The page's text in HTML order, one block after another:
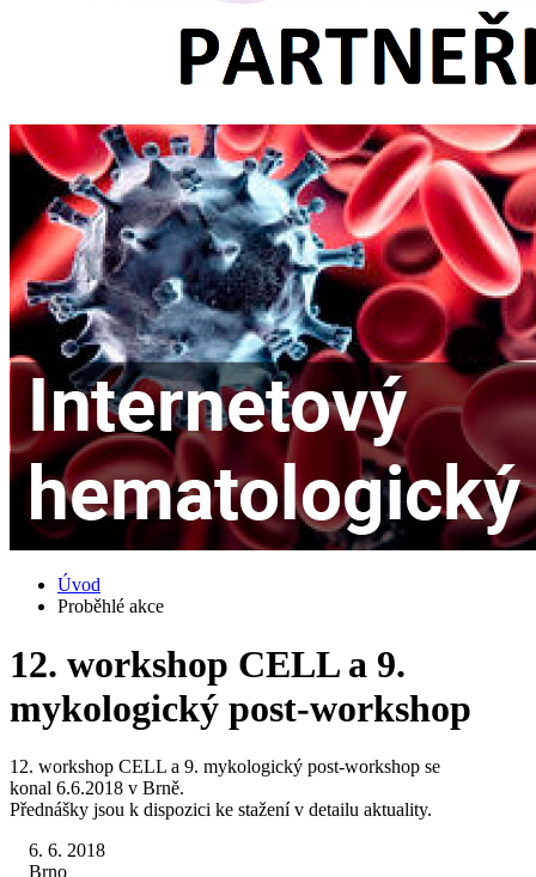
Úvod
Proběhlé akce
12. workshop CELL a 9.
mykologický post-workshop
12. workshop CELL a 9. mykologický post-workshop se
konal 6.6.2018 v Brně.
Přednášky jsou k dispozici ke stažení v detailu aktuality.
6. 6. 2018
Brno